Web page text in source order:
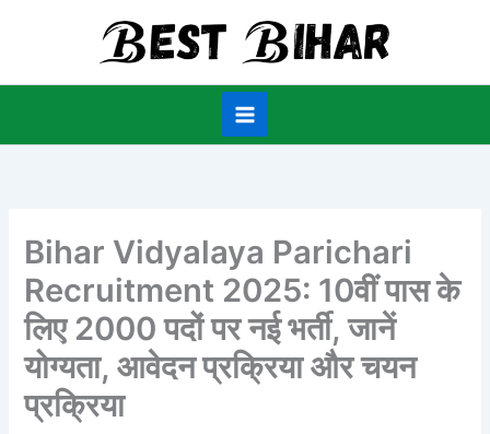
Bihar Vidyalaya Parichari
Recruitment 2025: 10वीं पास के
लिए 2000 पदों पर नई भर्ती, जानें
योग्यता, आवेदन प्रक्रिया और चयन
प्रक्रिया